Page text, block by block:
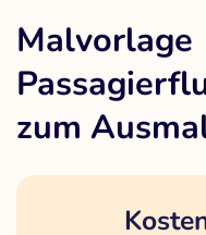
Malvorlage
zum